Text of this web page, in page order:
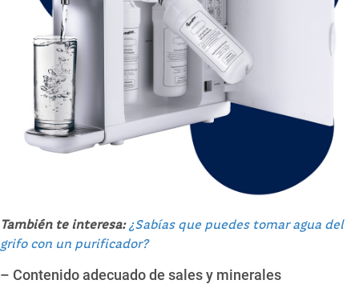
También te interesa:¿Sabías que puedes tomar agua del
grifo con un purificador?
– Contenido adecuado de sales y minerales